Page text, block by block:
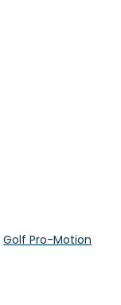
Golf Pro-Motion